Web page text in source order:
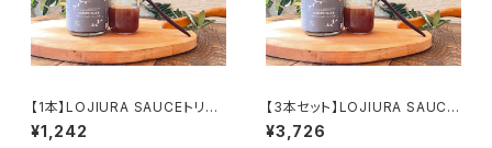
【1本】LOJIURA SAUCEトリュ
フソース160g
¥1,242
【3本セット】LOJIURA SAUCE
トリュフソース160g
¥3,726